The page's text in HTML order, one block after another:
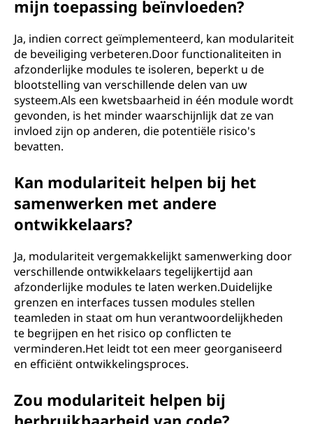
mijn toepassing beïnvloeden?
Ja, indien correct geïmplementeerd, kan modulariteit
de beveiliging verbeteren.Door functionaliteiten in
afzonderlijke modules te isoleren, beperkt u de
blootstelling van verschillende delen van uw
systeem.Als een kwetsbaarheid in één module wordt
gevonden, is het minder waarschijnlijk dat ze van
invloed zijn op anderen, die potentiële risico's
bevatten.
Kan modulariteit helpen bij het
samenwerken met andere
ontwikkelaars?
Ja, modulariteit vergemakkelijkt samenwerking door
verschillende ontwikkelaars tegelijkertijd aan
afzonderlijke modules te laten werken.Duidelijke
grenzen en interfaces tussen modules stellen
teamleden in staat om hun verantwoordelijkheden
te begrijpen en het risico op conflicten te
verminderen.Het leidt tot een meer georganiseerd
en efficiënt ontwikkelingsproces.
Zou modulariteit helpen bij